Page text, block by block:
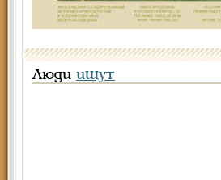
Люди ищут